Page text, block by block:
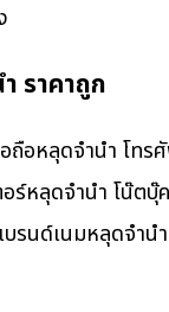
ราคาถูก
ถือหลุดจำนำ โทร
ร์หลุดจำนำ โน๊ต
รนด์เนมหลุดจำนำ